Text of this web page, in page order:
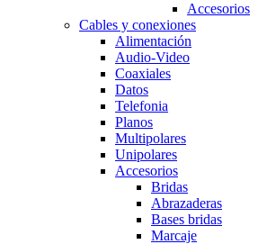
Accesorios
Cables y conexiones
Alimentación
Audio-Video
Coaxiales
Datos
Telefonia
Planos
Multipolares
Unipolares
Accesorios
Bridas
Abrazaderas
Bases bridas
Marcaje